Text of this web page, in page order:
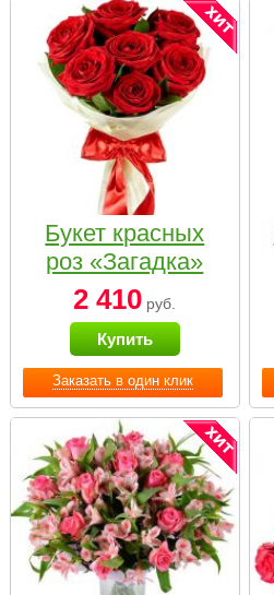
Заказать в один клик
Букет красных
роз «Загадка»
2 410 руб.
Купить